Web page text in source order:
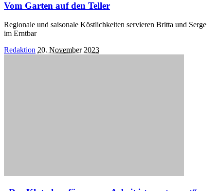
Vom Garten auf den Teller
Regionale und saisonale Köstlichkeiten servieren Britta und Serge
im Erntbar
Posted
Redaktion 20. November 2023